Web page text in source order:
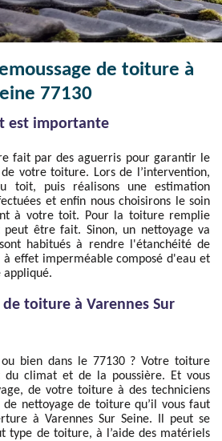
de toiture à
77130
est importante
fait par des aguerris pour garantir le
votre toiture. Lors de l’intervention,
toit, puis réalisons une estimation
et enfin nous choisirons le soin
à votre toit. Pour la toiture remplie
peut être fait. Sinon, un nettoyage va
habitués à rendre l'étanchéité de
effet imperméable composé d'eau et
appliqué.
toiture à Varennes Sur
bien dans le 77130 ? Votre toiture
du climat et de la poussière. Et vous
de votre toiture à des techniciens
de nettoyage de toiture qu’il vous faut
à Varennes Sur Seine. Il peut se
type de toiture, à l’aide des matériels